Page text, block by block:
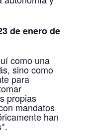
de enero de
como una
sino como
para
propias
mandatos
han